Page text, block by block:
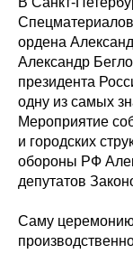
ордена
Александр
президента
одну из самых
Мероприятие
и городских
обороны РФ
депутатов
Саму